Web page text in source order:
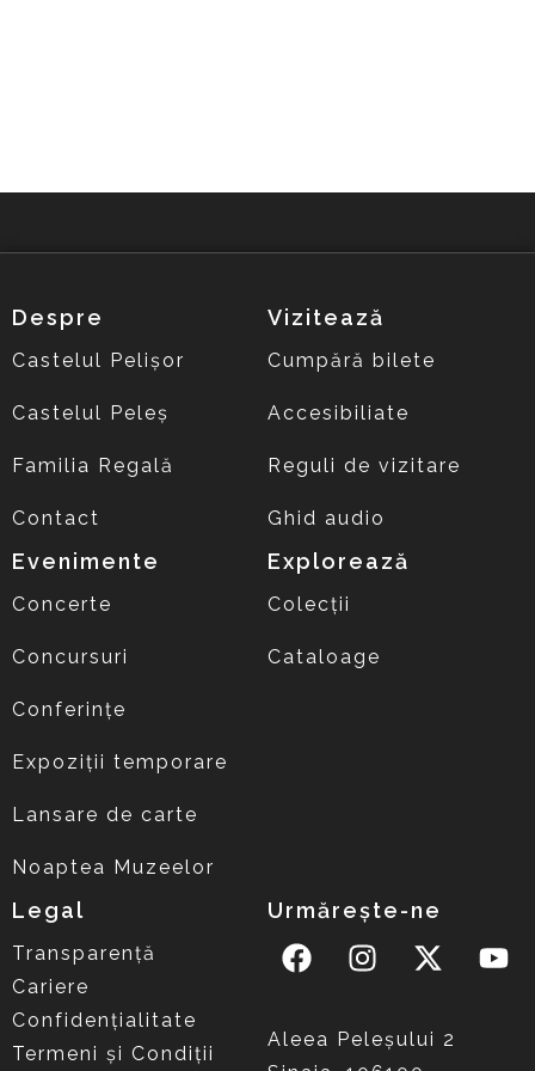
Despre
Castelul Pelișor
Castelul Peleș
Familia Regală
Contact
Vizitează
Cumpără bilete
Accesibiliate
Reguli de vizitare
Ghid audio
Evenimente
Concerte
Concursuri
Conferințe
Expoziții temporare
Lansare de carte
Noaptea Muzeelor
Explorează
Colecții
Cataloage
Legal
Transparență
Cariere
Confidențialitate
Termeni și Condiții
Urmărește-ne
Aleea Peleşului 2